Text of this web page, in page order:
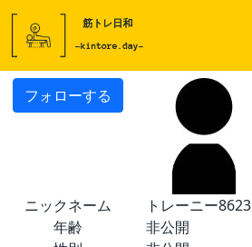
フォローする
ニックネーム
トレーニー8623
年齢
非公開